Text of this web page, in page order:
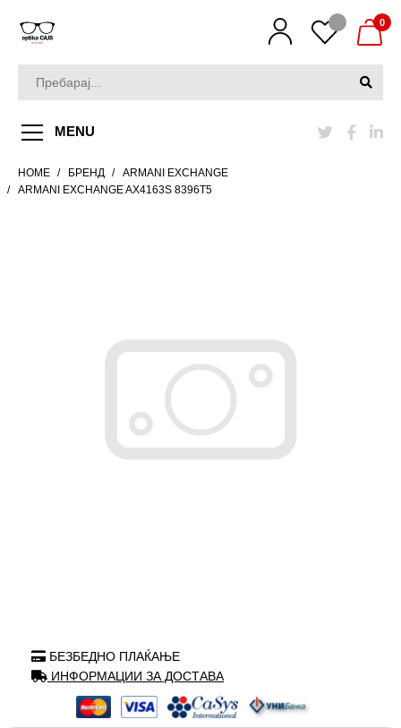
0
MENU
HOME БРЕНД
ARMANI EXCHANGE
ARMANI EXCHANGE AX4163S 8396T5
БЕЗБЕДНО ПЛАЌАЊЕ
ИНФОРМАЦИИ ЗА ДОСТАВА